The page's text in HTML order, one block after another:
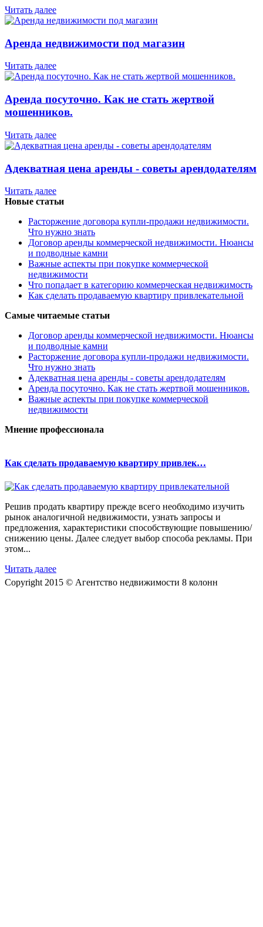
Читать далее
Аренда недвижимости под магазин
Читать далее
Аренда посуточно. Как не стать жертвой
мошенников.
Читать далее
Адекватная цена аренды - советы арендодателям
Читать далее
Новые статьи
Расторжение договора купли-продажи недвижимости.
Что нужно знать
Договор аренды коммерческой недвижимости. Нюансы
и подводные камни
Важные аспекты при покупке коммерческой
недвижимости
Что попадает в категорию коммерческая недвижимость
Как сделать продаваемую квартиру привлекательной
Самые читаемые статьи
Договор аренды коммерческой недвижимости. Нюансы
и подводные камни
Расторжение договора купли-продажи недвижимости.
Что нужно знать
Адекватная цена аренды - советы арендодателям
Аренда посуточно. Как не стать жертвой мошенников.
Важные аспекты при покупке коммерческой
недвижимости
Мнение профессионала
Как сделать продаваемую квартиру привлек…
Решив продать квартиру прежде всего необходимо изучить
рынок аналогичной недвижимости, узнать запросы и
предложения, характеристики способствующие повышению/
снижению цены. Далее следует выбор способа рекламы. При
этом...
Читать далее
Copyright 2015 © Агентство недвижимости 8 колонн